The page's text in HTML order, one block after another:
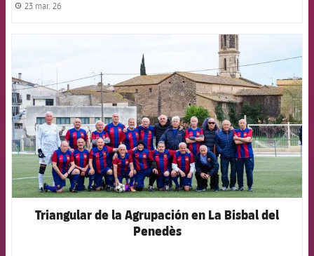
label.share.clock
23 mar. 26
FCB Barcelona badge
Triangular de la Agrupación en La Bisbal del
Penedès